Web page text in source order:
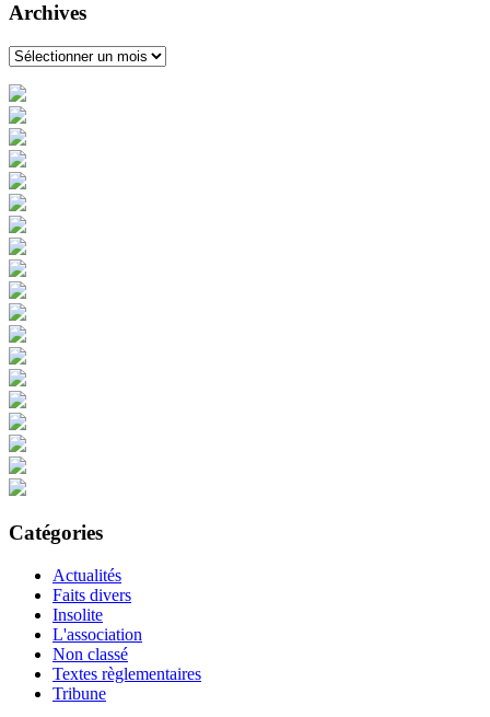
Archives
Archives
Catégories
Actualités
Faits divers
Insolite
L'association
Non classé
Textes règlementaires
Tribune